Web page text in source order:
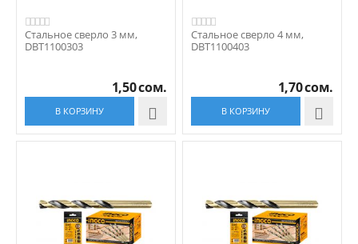
Стальное сверло 3 мм,
DBT1100303
1,50сом.
В КОРЗИНУ 
Стальное сверло 4 мм,
DBT1100403
1,70сом.
В КОРЗИНУ 